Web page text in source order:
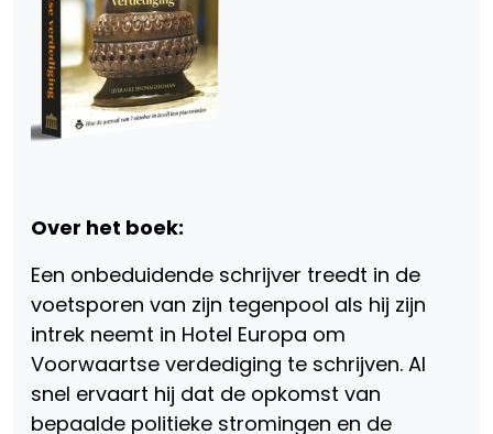
Over het boek:
Een onbeduidende schrijver treedt in de
voetsporen van zijn tegenpool als hij zijn
intrek neemt in Hotel Europa om
Voorwaartse verdediging te schrijven. Al
snel ervaart hij dat de opkomst van
bepaalde politieke stromingen en de